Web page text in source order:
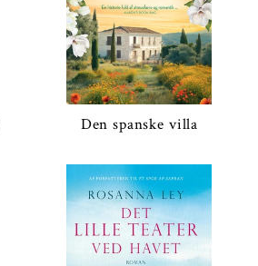
Den spanske villa